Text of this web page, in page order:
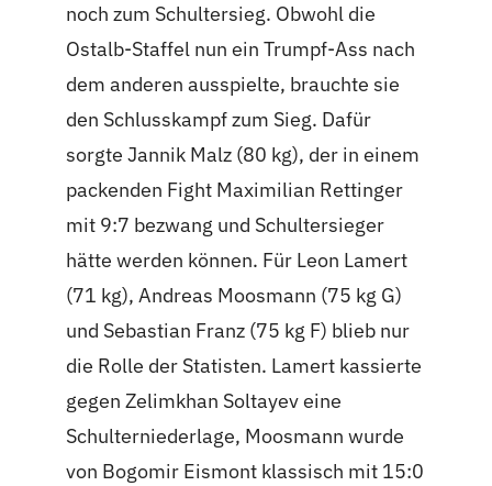
noch zum Schultersieg. Obwohl die
Ostalb-Staffel nun ein Trumpf-Ass nach
dem anderen ausspielte, brauchte sie
den Schlusskampf zum Sieg. Dafür
sorgte Jannik Malz (80 kg), der in einem
packenden Fight Maximilian Rettinger
mit 9:7 bezwang und Schultersieger
hätte werden können. Für Leon Lamert
(71 kg), Andreas Moosmann (75 kg G)
und Sebastian Franz (75 kg F) blieb nur
die Rolle der Statisten. Lamert kassierte
gegen Zelimkhan Soltayev eine
Schulterniederlage, Moosmann wurde
von Bogomir Eismont klassisch mit 15:0